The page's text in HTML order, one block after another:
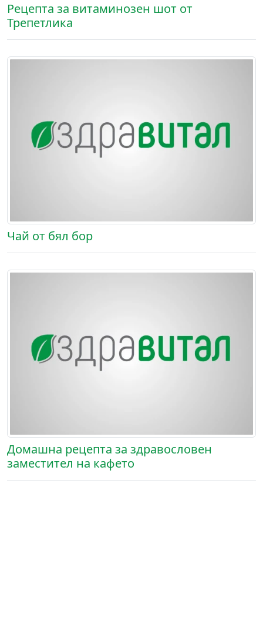
Рецепта за витаминозен шот от
Трепетлика
Чай от бял бор
Домашна рецепта за здравословен
заместител на кафето